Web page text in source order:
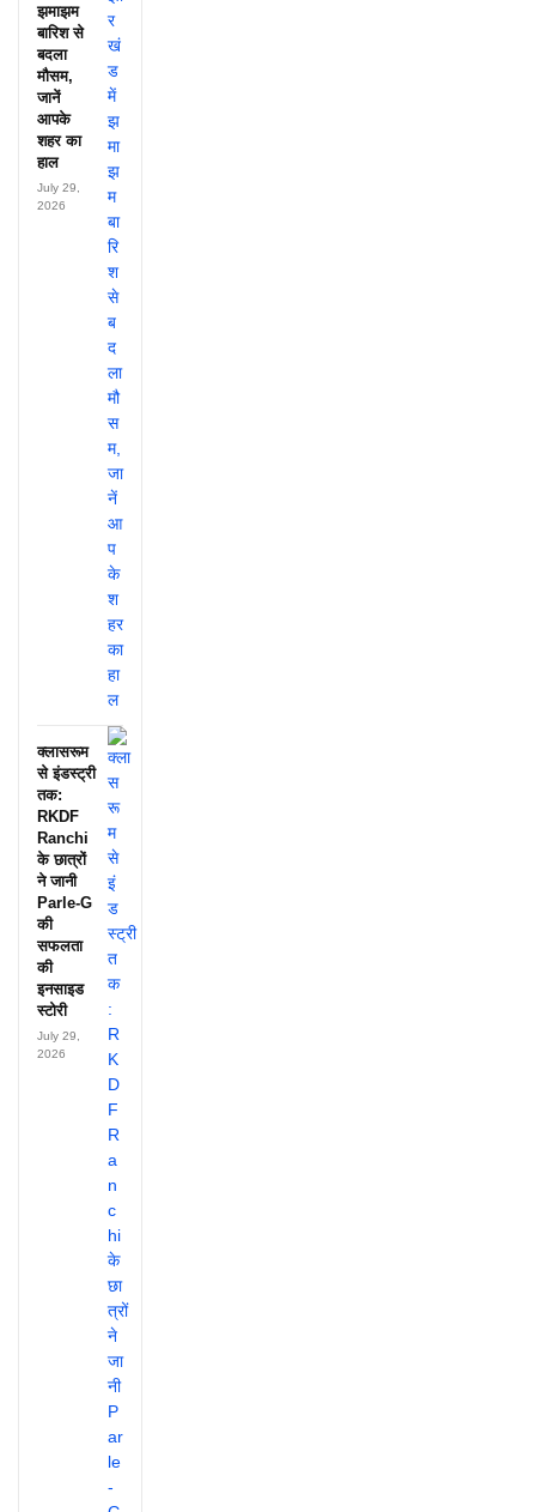
झमाझम
बारिश से
बदला
मौसम,
जानें
आपके
शहर का
हाल
July 29,
2026
क्लासरूम
से इंडस्ट्री
तक:
RKDF
Ranchi
के छात्रों
ने जानी
Parle-G
की
सफलता
की
इनसाइड
स्टोरी
July 29,
2026